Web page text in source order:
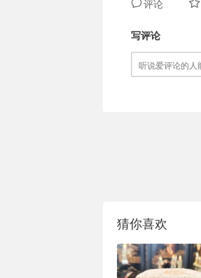
评论
写评论
猜你喜欢